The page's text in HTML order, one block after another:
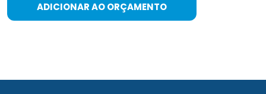
ADICIONAR AO ORÇAMENTO